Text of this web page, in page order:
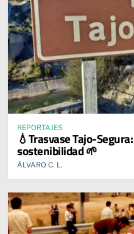
REPORTAJES
💧Trasvase Tajo-
sostenibilidad 🌱
ÁLVARO C. L.